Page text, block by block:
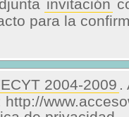
invitación
para la
2004-2009 .
http://